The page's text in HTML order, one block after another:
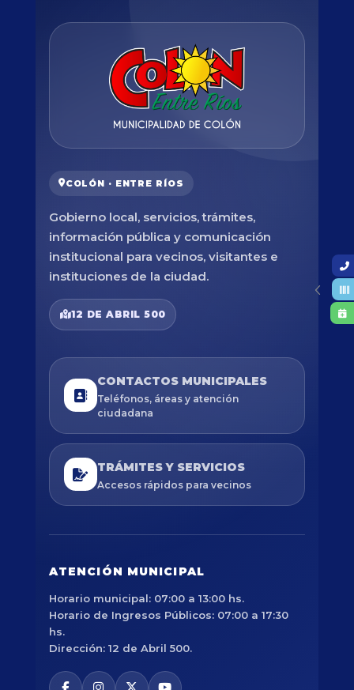
COLÓN · ENTRE RÍOS
Gobierno local, servicios, trámites,
información pública y comunicación
institucional para vecinos, visitantes e
instituciones de la ciudad.
12 DE ABRIL 500
CONTACTOS MUNICIPALES
Teléfonos, áreas y atención
ciudadana
TRÁMITES Y SERVICIOS
Accesos rápidos para vecinos
ATENCIÓN MUNICIPAL
Horario municipal: 07:00 a 13:00 hs.
Horario de Ingresos Públicos: 07:00 a 17:30
hs.
Dirección: 12 de Abril 500.